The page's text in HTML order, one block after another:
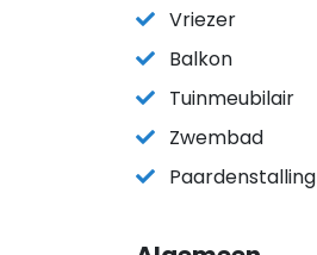
Vriezer
Balkon
Tuinmeubilair
Zwembad
Paardenstalling